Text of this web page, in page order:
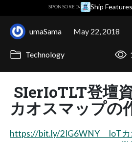
SPONSORED· Ship
umaSama May 22, 2018
Technology
SIerIoTLT登壇
カオスマップの
https://bit.ly/2IG6WNY IoTカ